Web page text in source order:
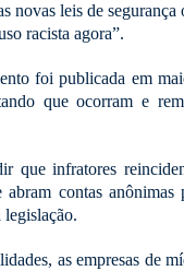
novas leis de
racista agora”.
foi publicada em
que ocorram e
que infratores
abram contas
as empresas de